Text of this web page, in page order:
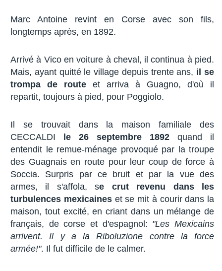
Marc Antoine revint en Corse avec son fils,
longtemps après, en 1892.
Arrivé à Vico en voiture à cheval, il continua à pied.
Mais, ayant quitté le village depuis trente ans, il se
trompa de route et arriva à Guagno, d'où il
repartit, toujours à pied, pour Poggiolo.
Il se trouvait dans la maison familiale des
CECCALDI
le 26 septembre 1892 quand il
entendit le remue-ménage provoqué par la troupe
des Guagnais en route pour leur coup de force à
Soccia. Surpris par ce bruit et par la vue des
armes, il s'affola, se crut revenu dans les
turbulences mexicaineset se mit à courir dans la
maison, tout excité, en criant dans un mélange de
français, de corse et d'espagnol: "Les Mexicains
arrivent. Il y a la Riboluzione contre la force
armée!". Il fut difficile de le calmer.